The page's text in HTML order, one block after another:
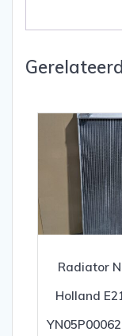
Radiator
Holland